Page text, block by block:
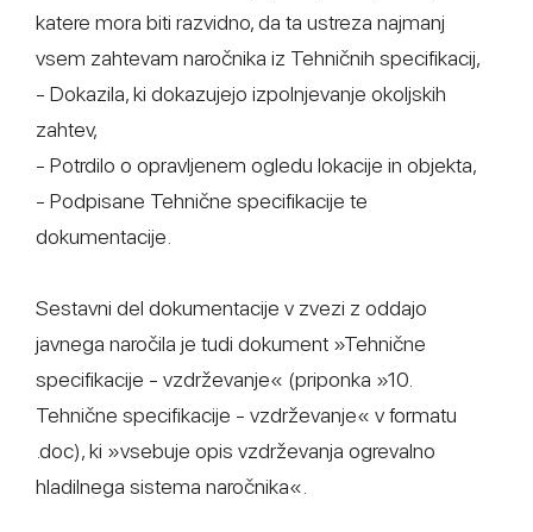
katere mora biti razvidno, da ta ustreza najmanj
vsem zahtevam naročnika iz Tehničnih specifikacij,
- Dokazila, ki dokazujejo izpolnjevanje okoljskih
zahtev,
- Potrdilo o opravljenem ogledu lokacije in objekta,
- Podpisane Tehnične specifikacije te
dokumentacije.
Sestavni del dokumentacije v zvezi z oddajo
javnega naročila je tudi dokument »Tehnične
specifikacije - vzdrževanje« (priponka »10.
Tehnične specifikacije - vzdrževanje« v formatu
.doc), ki »vsebuje opis vzdrževanja ogrevalno
hladilnega sistema naročnika«.